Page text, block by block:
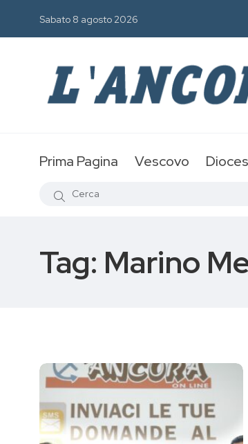
Sabato 8 agosto 2026
Prima Pagina Vescovo
Tag: Marino